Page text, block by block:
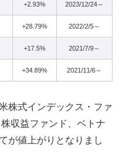
+2.93% 2023/12/24～
+28.79% 2022/2/5～
+17.5% 2021/7/9～
+34.89% 2021/11/6～
株式インデックス・ファ
収益ファンド、ベトナ
が値上がりとなりまし